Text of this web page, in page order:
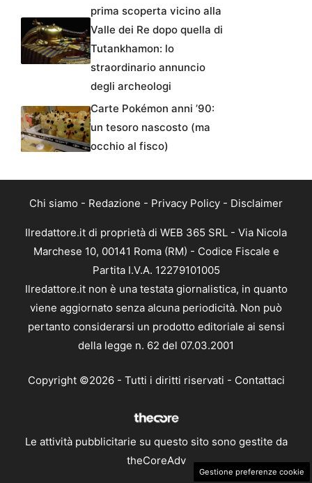
prima scoperta vicino alla
Valle dei Re dopo quella di
Tutankhamon: lo
straordinario annuncio
degli archeologi
Carte Pokémon anni ’90:
un tesoro nascosto (ma
occhio al fisco)
Chi siamo - Redazione - Privacy Policy - Disclaimer
Ilredattore.it di proprietà di WEB 365 SRL - Via Nicola
Marchese 10, 00141 Roma (RM) - Codice Fiscale e
Partita I.V.A. 12279101005
Ilredattore.it non è una testata giornalistica, in quanto
viene aggiornato senza alcuna periodicità. Non può
pertanto considerarsi un prodotto editoriale ai sensi
della legge n. 62 del 07.03.2001
Copyright ©2026 - Tutti i diritti riservati - Contattaci
Le attività pubblicitarie su questo sito sono gestite da
theCoreAdv
Gestione preferenze cookie